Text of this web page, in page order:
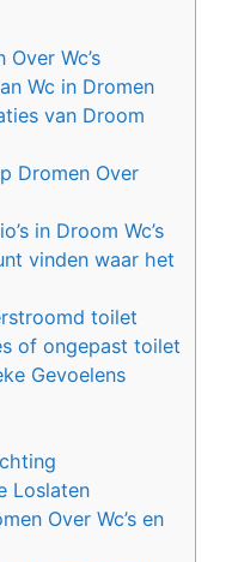
Wc’s
Wc in Dromen
van Droom
Dromen Over
in Droom Wc’s
vinden waar het
toilet
of ongepast toilet
Gevoelens
Loslaten
Over Wc’s en